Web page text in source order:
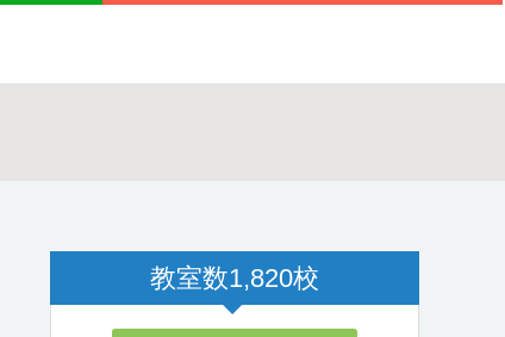
教室数1,820校